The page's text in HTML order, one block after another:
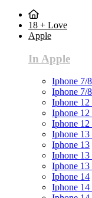
18 + Love
Apple
In Apple
Iphone 7/
Iphone 7/
Iphone
Iphone 12
Iphone
Iphone
Iphone 13
Iphone 13
Iphone
Iphone 14
Iphone 14